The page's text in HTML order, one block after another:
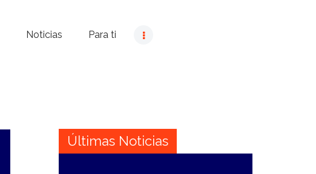
Noticias Para ti
Últimas Noticias